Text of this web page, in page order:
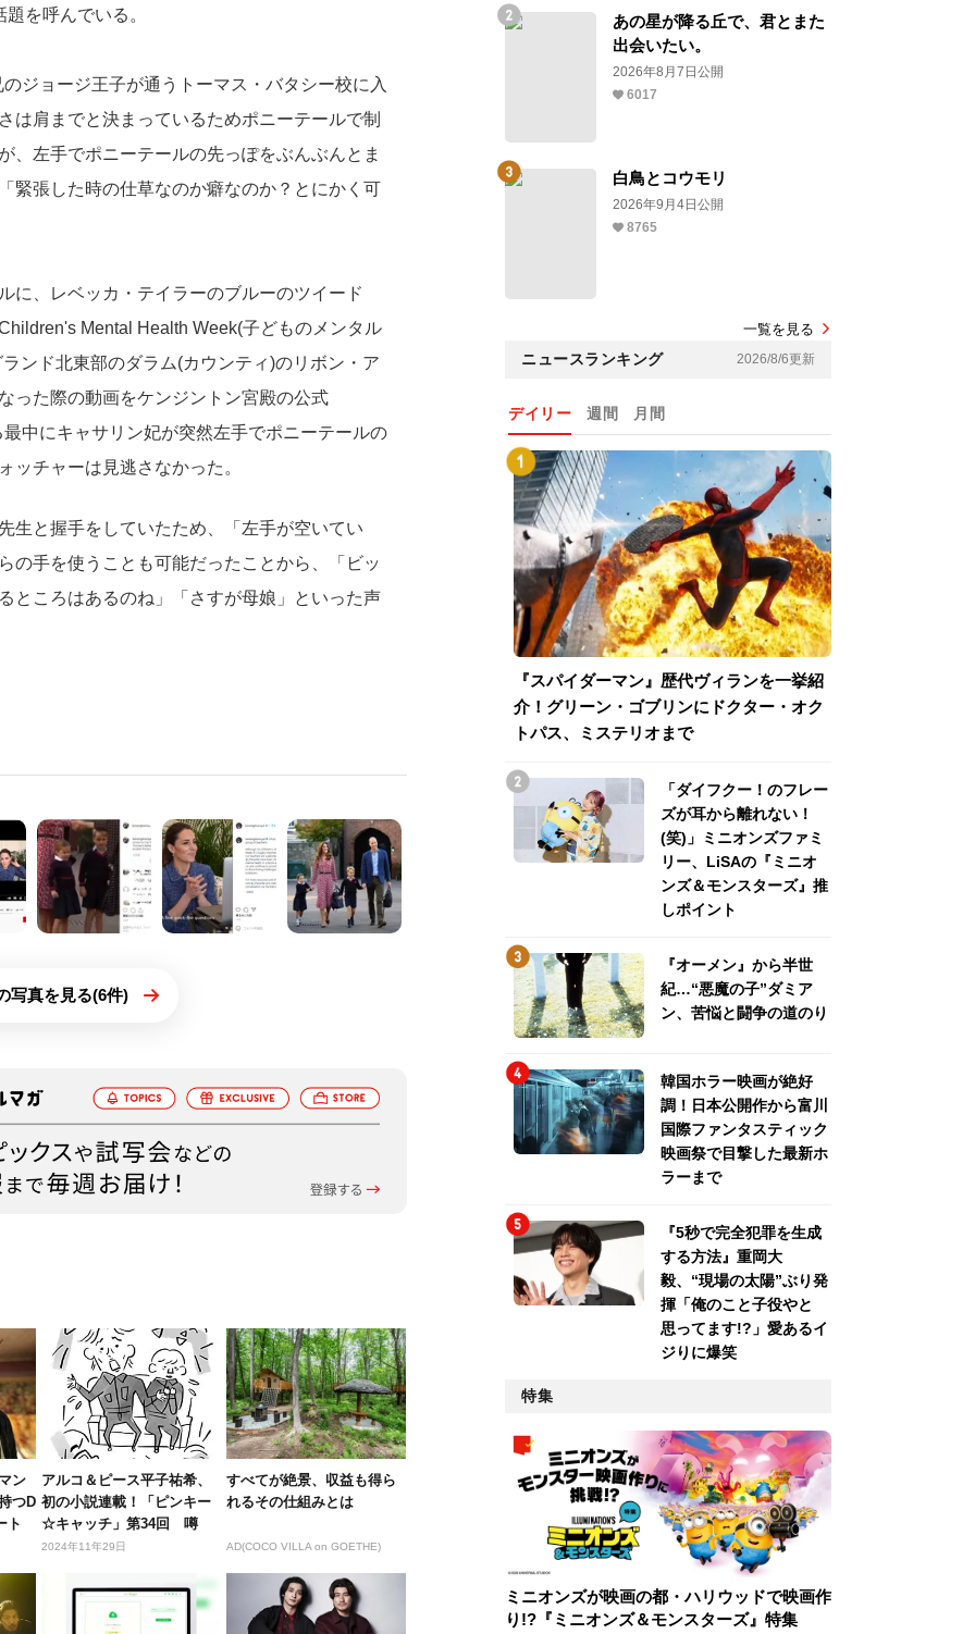
を呼んでいる。
ジョージ王子が通うトーマス・バタシー校に入
は肩までと決まっているためポニーテールで制
、左手でポニーテールの先っぽをぶんぶんとま
緊張した時の仕草なのか癖なのか？とにかく可
に、レベッカ・テイラーのブルーのツイード
Mental Health Week(子どものメンタル
ンド北東部のダラム(カウンティ)のリボン・ア
った際の動画をケンジントン宮殿の公式
中にキャサリン妃が突然左手でポニーテールの
ッチャーは見逃さなかった。
生と握手をしていたため、「左手が空いてい
の手を使うことも可能だったことから、「ビッ
ところはあるのね」「さすが母娘」といった声
写真を見る(6件)
ン
つD
ト
アルコ＆ピース平子祐希、
初の小説連載！「ピンキー
☆キャッチ」第34回 噂
2024年11年29日
すべてが絶景、収益も得ら
れるその仕組みとは
AD(COCO VILLA on GOETHE)
あの星が降る丘で、君とまた
出会いたい。
2026年8月7日公開
6017
白鳥とコウモリ
2026年9月4日公開
8765
一覧を見る
ニュースランキング 2026/8/6更新
デイリー 週間 月間
『スパイダーマン』歴代ヴィランを一挙紹
介！グリーン・ゴブリンにドクター・オク
トパス、ミステリオまで
「ダイフクー！のフレー
ズが耳から離れない！
(笑)」ミニオンズファミ
リー、LiSAの『ミニオ
ンズ＆モンスターズ』推
しポイント
『オーメン』から半世
紀…“悪魔の子”ダミア
ン、苦悩と闘争の道のり
韓国ホラー映画が絶好
調！日本公開作から富川
国際ファンタスティック
映画祭で目撃した最新ホ
ラーまで
『5秒で完全犯罪を生成
する方法』重岡大
毅、“現場の太陽”ぶり発
揮「俺のこと子役やと
思ってます!?」愛あるイ
ジりに爆笑
特集
ミニオンズが映画の都・ハリウッドで映画作
り!?『ミニオンズ＆モンスターズ』特集